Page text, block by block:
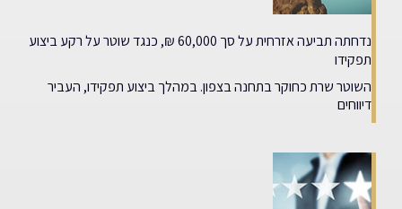
נדחתה תביעה אזרחית על סך 60,000 ₪, כנגד שוטר על רקע ביצוע
תפקידו
השוטר שרת כחוקר בתחנה בצפון. במהלך ביצוע תפקידו, העביר
דיווחים